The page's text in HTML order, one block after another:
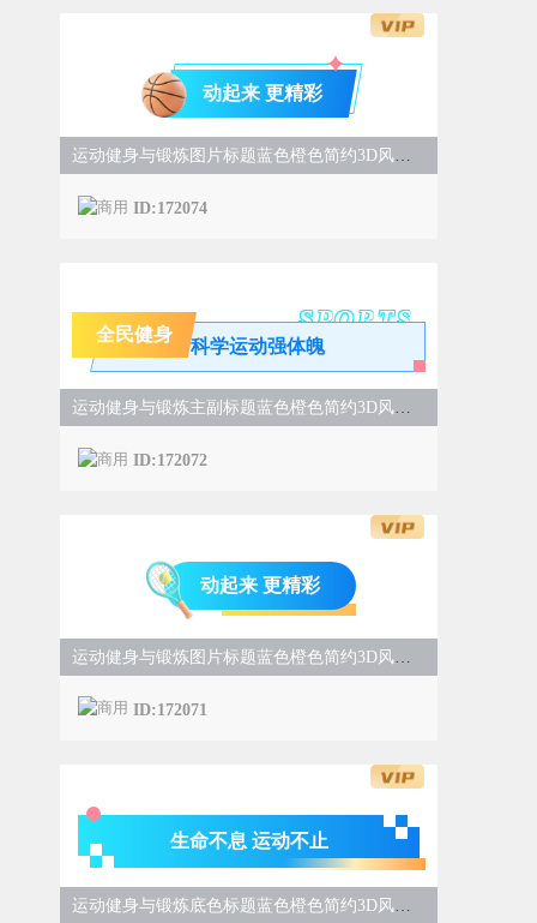
动起来 更精彩
运动健身与锻炼图片标题蓝色橙色简约3D风样式
ID:172074
SPORTS
全民健身
科学运动强体魄
运动健身与锻炼主副标题蓝色橙色简约3D风样式
ID:172072
动起来 更精彩
ID:172071
生命不息 运动不止